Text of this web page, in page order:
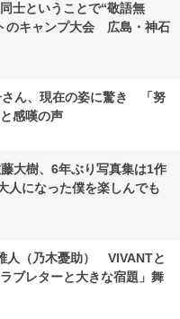
士ということで“敬語無
のキャンプ大会 広島・神石
さん、現在の姿に驚き 「努
感嘆の声
大樹、6年ぶり写真集は1作
人になった僕を楽しんでも
人（乃木憂助） VIVANTと
ブレターと大きな宿題」舞